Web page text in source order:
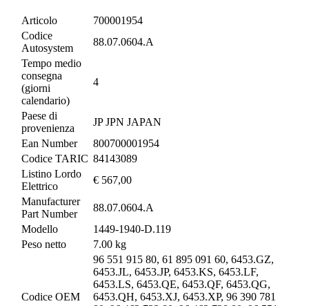
Articolo
700001954
Codice
Autosystem
88.07.0604.A
Tempo medio
consegna
(giorni
calendario)
4
Paese di
provenienza
JP JPN JAPAN
Ean Number
800700001954
Codice TARIC 84143089
Listino Lordo
Elettrico
€ 567,00
Manufacturer
Part Number
88.07.0604.A
Modello
1449-1940-D.119
Peso netto
7.00 kg
Codice OEM
96 551 915 80, 61 895 091 60, 6453.GZ,
6453.JL, 6453.JP, 6453.KS, 6453.LF,
6453.LS, 6453.QE, 6453.QF, 6453.QG,
6453.QH, 6453.XJ, 6453.XP, 96 390 781